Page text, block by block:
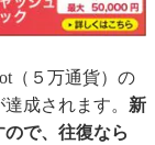
（５万通貨）の
成されます。 新
で、往復なら